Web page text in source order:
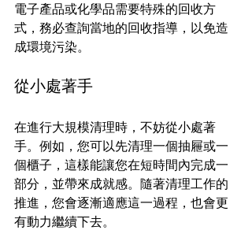
電子產品或化學品需要特殊的回收方
式，務必查詢當地的回收指導，以免造
成環境污染。
從小處著手
在進行大規模清理時，不妨從小處著
手。例如，您可以先清理一個抽屜或一
個櫃子，這樣能讓您在短時間內完成一
部分，並帶來成就感。隨著清理工作的
推進，您會逐漸適應這一過程，也會更
有動力繼續下去。